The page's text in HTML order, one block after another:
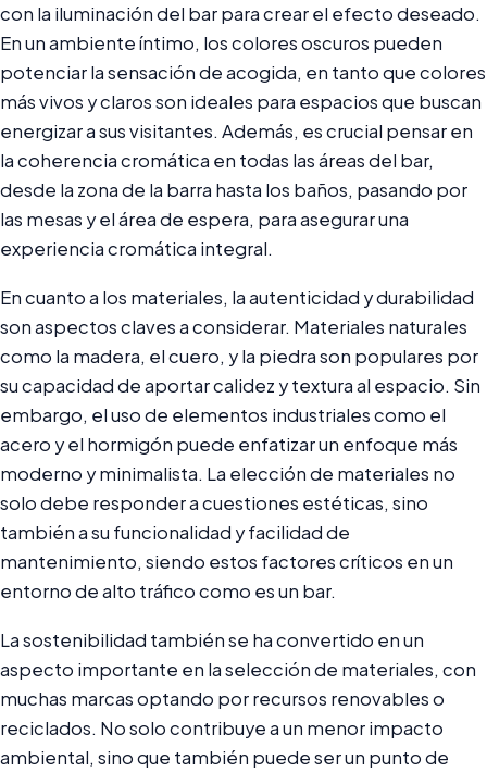
con la iluminación del bar para crear el efecto deseado.
En un ambiente íntimo, los colores oscuros pueden
potenciar la sensación de acogida, en tanto que colores
más vivos y claros son ideales para espacios que buscan
energizar a sus visitantes. Además, es crucial pensar en
la coherencia cromática en todas las áreas del bar,
desde la zona de la barra hasta los baños, pasando por
las mesas y el área de espera, para asegurar una
experiencia cromática integral.
En cuanto a los materiales, la autenticidad y durabilidad
son aspectos claves a considerar. Materiales naturales
como la madera, el cuero, y la piedra son populares por
su capacidad de aportar calidez y textura al espacio. Sin
embargo, el uso de elementos industriales como el
acero y el hormigón puede enfatizar un enfoque más
moderno y minimalista. La elección de materiales no
solo debe responder a cuestiones estéticas, sino
también a su funcionalidad y facilidad de
mantenimiento, siendo estos factores críticos en un
entorno de alto tráfico como es un bar.
La sostenibilidad también se ha convertido en un
aspecto importante en la selección de materiales, con
muchas marcas optando por recursos renovables o
reciclados. No solo contribuye a un menor impacto
ambiental, sino que también puede ser un punto de